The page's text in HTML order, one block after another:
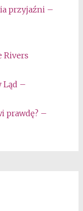
przyjaźni –
Rivers
Ląd –
prawdę? –